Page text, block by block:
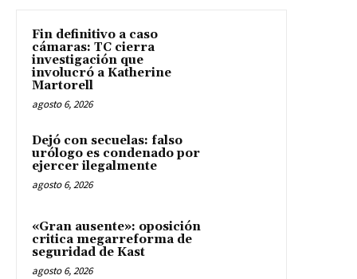
Fin definitivo a caso
cámaras: TC cierra
investigación que
involucró a Katherine
Martorell
agosto 6, 2026
Dejó con secuelas: falso
urólogo es condenado por
ejercer ilegalmente
agosto 6, 2026
«Gran ausente»: oposición
critica megarreforma de
seguridad de Kast
agosto 6, 2026